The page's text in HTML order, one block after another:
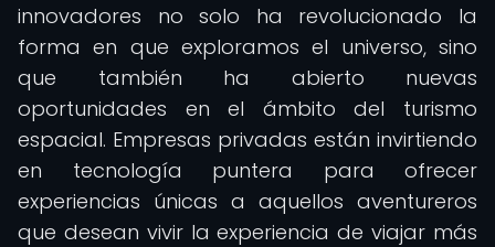
innovadores no solo ha revolucionado la
forma en que exploramos el universo, sino
que también ha abierto nuevas
oportunidades en el ámbito del turismo
espacial. Empresas privadas están invirtiendo
en tecnología puntera para ofrecer
experiencias únicas a aquellos aventureros
que desean vivir la experiencia de viajar más